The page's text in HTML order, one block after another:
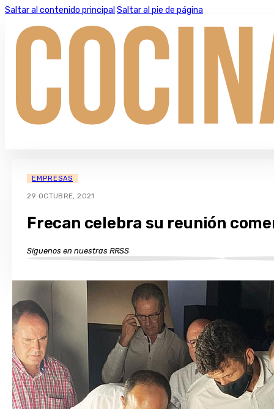
Saltar al contenido principal Saltar al pie de página
EMPRESAS
29 OCTUBRE, 2021
Frecan celebra su reunión
Síguenos en nuestras RRSS